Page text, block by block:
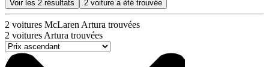
Voir les 2 résultats 2 voiture a été trouvée
2 voitures McLaren Artura trouvées
2 voitures Artura trouvées